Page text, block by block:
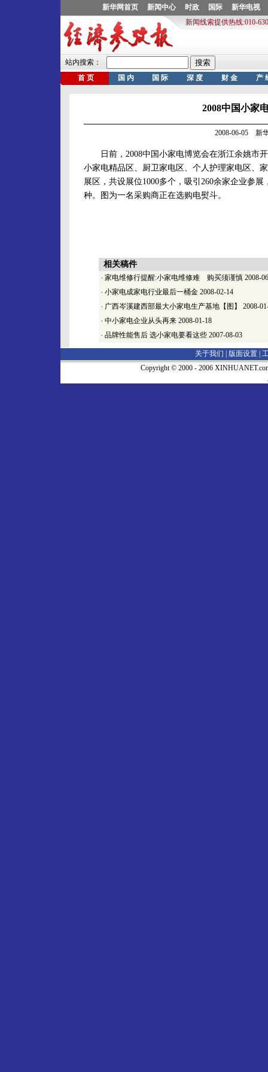
2008中国小家
2008-06-05 新
日前，2008中国小家电博览会在浙江余姚市
小家电精品区、厨卫家电区、个人护理家电区、
展区，共设展位1000多个，吸引260余家企业参展
种。图为一名采购商正在选购电熨斗。
相关稿件
· 家电维修行提醒:小家电维修难 购买须谨慎 2008-
· 小家电成家电行业最后一桶金 2008-02-14
· 广西岑溪建西部最大小家电生产基地【图】 2008-
· 中小家电企业从头再来 2008-01-18
· 品牌性能售后 选小家电要看这些 2007-08-03
关于我们 | 版面设置
Copyright © 2000 - 2006